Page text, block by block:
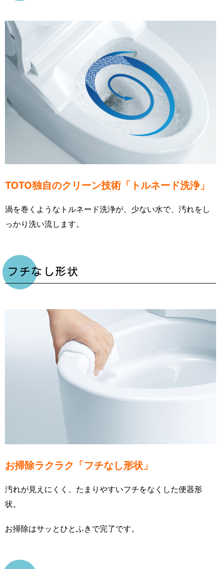
TOTO独自のクリーン技術「トルネード洗浄」
渦を巻くようなトルネード洗浄が、少ない水で、汚れをし
っかり洗い流します。
フチなし形状
お掃除ラクラク「フチなし形状」
汚れが見えにくく、たまりやすいフチをなくした便器形
状。
お掃除はサッとひとふきで完了です。